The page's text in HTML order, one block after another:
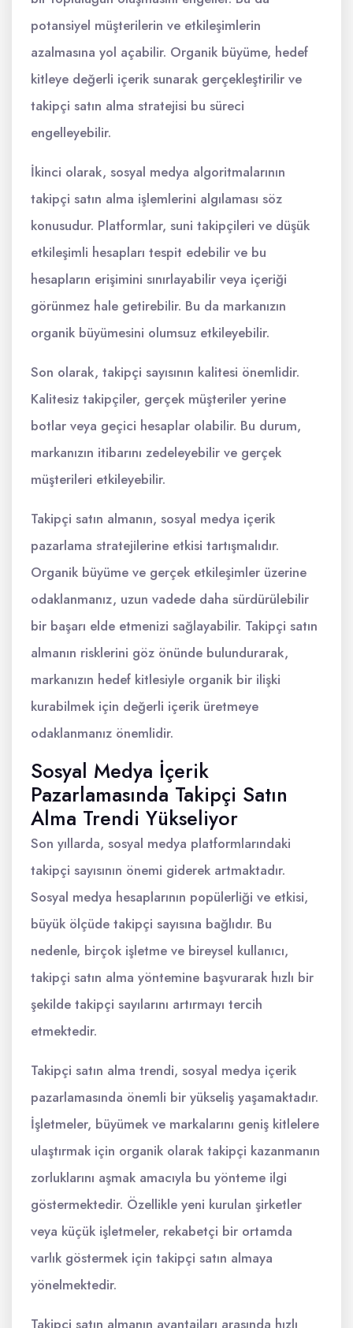
potansiyel müşterilerin ve etkileşimlerin
azalmasına yol açabilir. Organik büyüme, hedef
kitleye değerli içerik sunarak gerçekleştirilir ve
takipçi satın alma stratejisi bu süreci
engelleyebilir.
İkinci olarak, sosyal medya algoritmalarının
takipçi satın alma işlemlerini algılaması söz
konusudur. Platformlar, suni takipçileri ve düşük
etkileşimli hesapları tespit edebilir ve bu
hesapların erişimini sınırlayabilir veya içeriği
görünmez hale getirebilir. Bu da markanızın
organik büyümesini olumsuz etkileyebilir.
Son olarak, takipçi sayısının kalitesi önemlidir.
Kalitesiz takipçiler, gerçek müşteriler yerine
botlar veya geçici hesaplar olabilir. Bu durum,
markanızın itibarını zedeleyebilir ve gerçek
müşterileri etkileyebilir.
Takipçi satın almanın, sosyal medya içerik
pazarlama stratejilerine etkisi tartışmalıdır.
Organik büyüme ve gerçek etkileşimler üzerine
odaklanmanız, uzun vadede daha sürdürülebilir
bir başarı elde etmenizi sağlayabilir. Takipçi satın
almanın risklerini göz önünde bulundurarak,
markanızın hedef kitlesiyle organik bir ilişki
kurabilmek için değerli içerik üretmeye
odaklanmanız önemlidir.
Sosyal Medya İçerik
Pazarlamasında Takipçi Satın
Alma Trendi Yükseliyor
Son yıllarda, sosyal medya platformlarındaki
takipçi sayısının önemi giderek artmaktadır.
Sosyal medya hesaplarının popülerliği ve etkisi,
büyük ölçüde takipçi sayısına bağlıdır. Bu
nedenle, birçok işletme ve bireysel kullanıcı,
takipçi satın alma yöntemine başvurarak hızlı bir
şekilde takipçi sayılarını artırmayı tercih
etmektedir.
Takipçi satın alma trendi, sosyal medya içerik
pazarlamasında önemli bir yükseliş yaşamaktadır.
İşletmeler, büyümek ve markalarını geniş kitlelere
ulaştırmak için organik olarak takipçi kazanmanın
zorluklarını aşmak amacıyla bu yönteme ilgi
göstermektedir. Özellikle yeni kurulan şirketler
veya küçük işletmeler, rekabetçi bir ortamda
varlık göstermek için takipçi satın almaya
yönelmektedir.
Takipçi satın almanın avantajları arasında hızlı